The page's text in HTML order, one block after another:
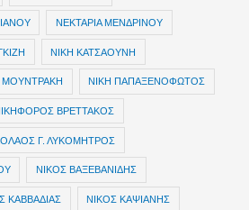
ΝΕΚΤΑΡΙΑ ΜΕΝΔΡΙΝΟΥ
ΝΙΚΗ ΚΑΤΣΑΟΥΝΗ
ΜΟΥΝΤΡΑΚΗ ΝΙΚΗ ΠΑΠΑΞΕΝΟΦΩΤΟΣ
ΒΡΕΤΤΑΚΟΣ
Γ. ΛΥΚΟΜΗΤΡΟΣ
ΝΙΚΟΣ ΒΑΞΕΒΑΝΙΔΗΣ
ΚΑΒΒΑΔΙΑΣ ΝΙΚΟΣ ΚΑΨΙΑΝΗΣ